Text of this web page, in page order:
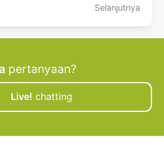
Selanjutnya
pertanyaan?
Live! chatting